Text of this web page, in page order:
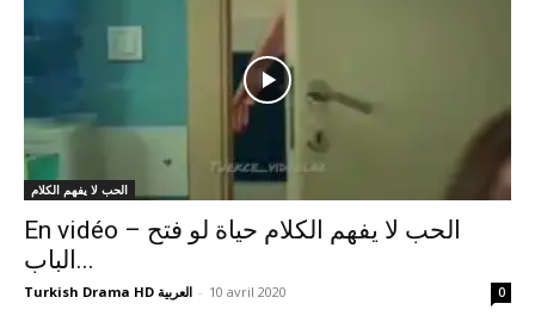
الحب لا يفهم الكلام
En vidéo – الحب لا يفهم الكلام حياة لو فتح
الباب...
Turkish Drama HD العربية - 10 avril 2020 0